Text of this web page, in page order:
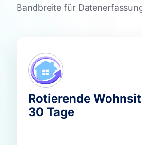
Bandbreite für
Rotierende
30 Tage